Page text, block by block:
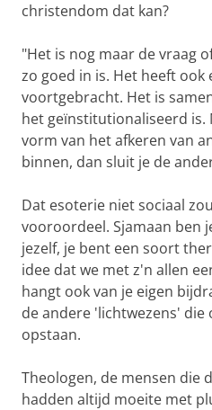
christendom dat kan?
"Het is nog maar de vraag
zo goed in is. Het heeft
voortgebracht. Het is
het geïnstitutionaliseerd is.
vorm van het afkeren van
binnen, dan sluit je de
Dat esoterie niet sociaal
vooroordeel. Sjamaan ben
jezelf, je bent een soort
idee dat we met z'n allen
hangt ook van je eigen
de andere 'lichtwezens' die
opstaan.
Theologen, de mensen die
hadden altijd moeite met